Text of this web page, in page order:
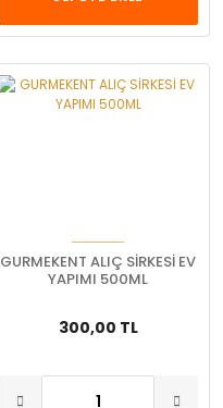
GURMEKENT ALIÇ SİRKESİ EV
YAPIMI 500ML
300,00 TL